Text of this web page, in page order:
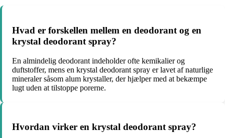
Hvad er forskellen mellem en deodorant og en
krystal deodorant spray?
En almindelig deodorant indeholder ofte kemikalier og
duftstoffer, mens en krystal deodorant spray er lavet af naturlige
mineraler såsom alum krystaller, der hjælper med at bekæmpe
lugt uden at tilstoppe porerne.
Hvordan virker en krystal deodorant spray?